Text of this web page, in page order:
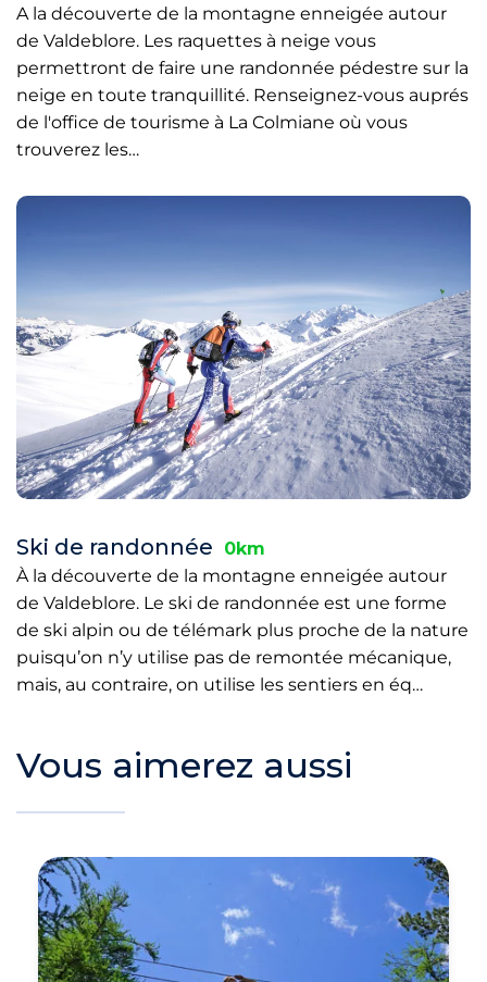
A la découverte de la montagne enneigée autour
de Valdeblore. Les raquettes à neige vous
permettront de faire une randonnée pédestre sur la
neige en toute tranquillité. Renseignez-vous auprés
de l'office de tourisme à La Colmiane où vous
trouverez les…
Ski de randonnée
0km
À la découverte de la montagne enneigée autour
de Valdeblore. Le ski de randonnée est une forme
de ski alpin ou de télémark plus proche de la nature
puisqu’on n’y utilise pas de remontée mécanique,
mais, au contraire, on utilise les sentiers en éq…
Vous aimerez aussi